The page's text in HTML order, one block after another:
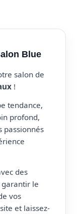
Blue
salon de
!
tendance,
profond,
passionnés
des
le
vos
et laissez-